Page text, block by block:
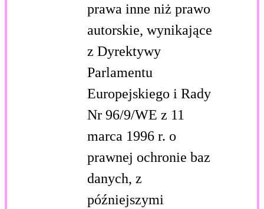
prawa inne niż prawo
autorskie, wynikające
z Dyrektywy
Parlamentu
Europejskiego i Rady
Nr 96/9/WE z 11
marca 1996 r. o
prawnej ochronie baz
danych, z
późniejszymi